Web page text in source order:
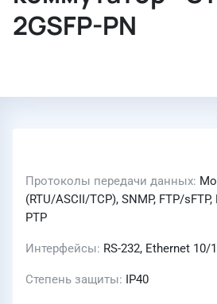
2GSFP-PN
Протоколы передачи данных
(RTU/ASCII/TCP), SNMP, FTP/sFTP,
PTP
Интерфейсы RS-232, Ethernet 10/
Степень защиты IP40